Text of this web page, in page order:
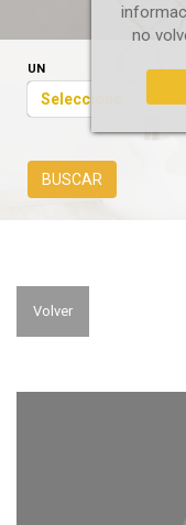
no
UN
Seleccione...
BUSCAR
Volver